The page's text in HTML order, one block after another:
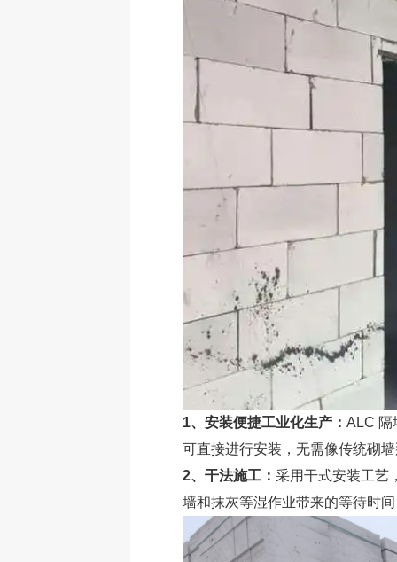
1、安装便捷工业化生产：ALC 隔
可直接进行安装，无需像传统砌
2、干法施工：采用干式安装工艺
墙和抹灰等湿作业带来的等待时